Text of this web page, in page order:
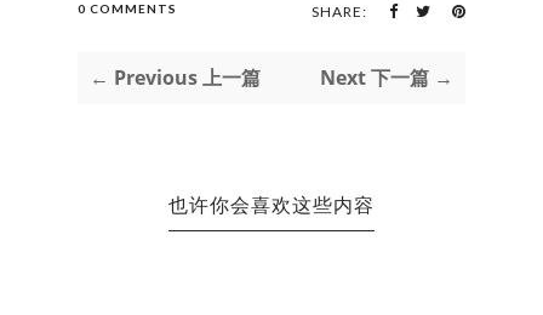
0 COMMENTS SHARE:
← Previous 上一篇 Next 下一篇 →
也许你会喜欢这些内容